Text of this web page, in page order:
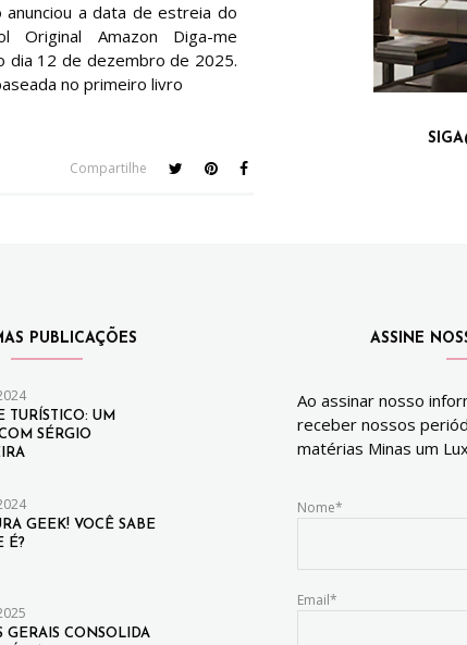
anunciou a data de estreia do
Original Amazon Diga-me
dia 12 de dezembro de 2025.
no primeiro livro
Compartilhe
PUBLICAÇÕES
TURÍSTICO: UM
SÉRGIO
GEEK! VOCÊ SABE
É?
GERAIS CONSOLIDA
ASSINE
Ao assinar nosso
receber nossos
matérias Minas um
Nome*
Email*